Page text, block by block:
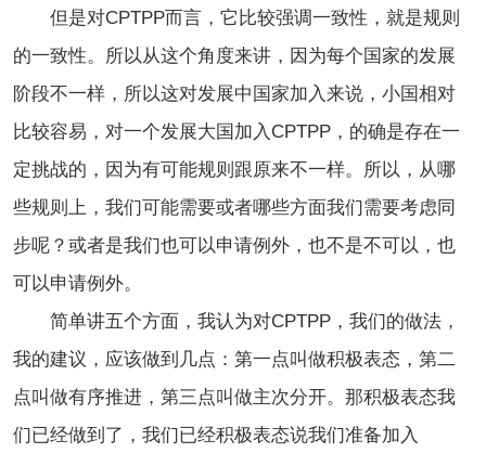
但是对CPTPP而言，它比较强调一致性，就是规则
的一致性。所以从这个角度来讲，因为每个国家的发展
阶段不一样，所以这对发展中国家加入来说，小国相对
比较容易，对一个发展大国加入CPTPP，的确是存在一
定挑战的，因为有可能规则跟原来不一样。所以，从哪
些规则上，我们可能需要或者哪些方面我们需要考虑同
步呢？或者是我们也可以申请例外，也不是不可以，也
可以申请例外。
简单讲五个方面，我认为对CPTPP，我们的做法，
我的建议，应该做到几点：第一点叫做积极表态，第二
点叫做有序推进，第三点叫做主次分开。那积极表态我
们已经做到了，我们已经积极表态说我们准备加入